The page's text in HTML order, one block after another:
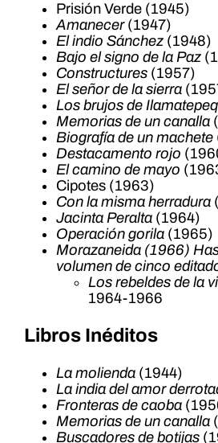
Prisión Verde (1945)
Amanecer(1947)
El indio Sánchez(1948)
Bajo el signo de la Paz
Constructures(1957)
El señor de la sierra
Los brujos de
Memorias de un canalla
Biografía de un machete
Destacamento rojo
El camino de mayo
Cipotes (1963)
Con la misma herradura
Jacinta Peralta(1964)
Operación gorila(1965)
Morazaneida (1966)
volumen de cinco
Los rebeldes de la
1964-1966
Libros Inéditos
La molienda(1944)
La india del amor
Fronteras de caoba
Memorias de un canalla
Buscadores de botijas